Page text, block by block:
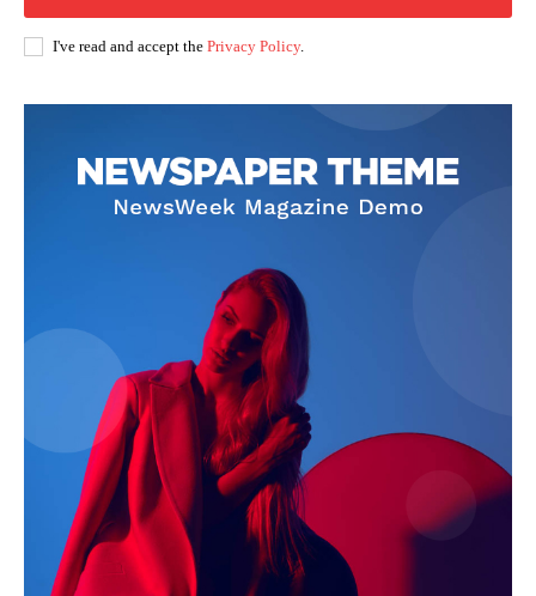
I've read and accept the Privacy Policy.